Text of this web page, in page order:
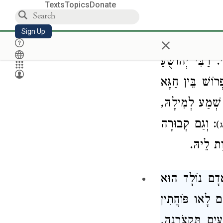
TextsTopicsDonate
Sign Up ×
כְנִישְׁתָּא
רַבִּי יְהוֹשֻׁעַ
בֵּין חַגָּא
שְׁמַע לְמִילָהּ,
): וְגַם קְבוּרָה
לֵיהּ.
נוֹלָד הוּא
לָאו פּוֹחֲתִין